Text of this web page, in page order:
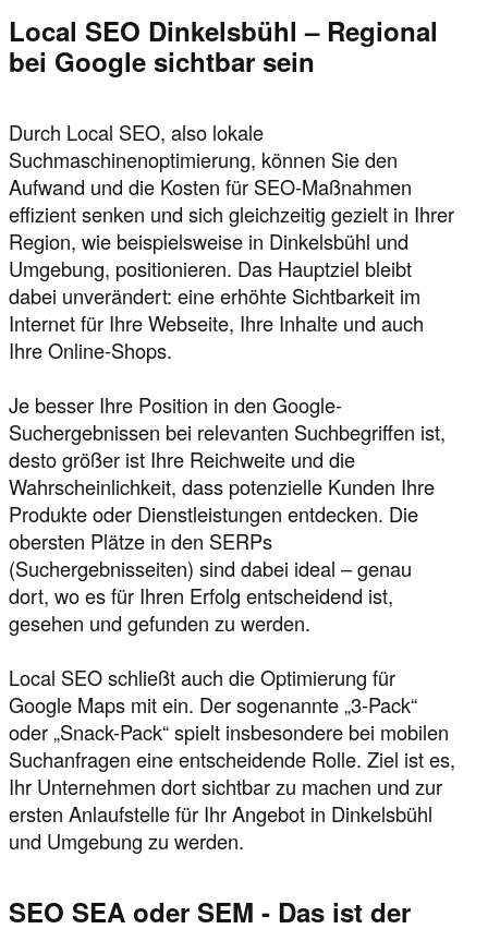
Local SEO Dinkelsbühl – Regional
bei Google sichtbar sein
Durch Local SEO, also lokale
Suchmaschinenoptimierung, können Sie den
Aufwand und die Kosten für SEO-Maßnahmen
effizient senken und sich gleichzeitig gezielt in Ihrer
Region, wie beispielsweise in Dinkelsbühl und
Umgebung, positionieren. Das Hauptziel bleibt
dabei unverändert: eine erhöhte Sichtbarkeit im
Internet für Ihre Webseite, Ihre Inhalte und auch
Ihre Online-Shops.
Je besser Ihre Position in den Google-
Suchergebnissen bei relevanten Suchbegriffen ist,
desto größer ist Ihre Reichweite und die
Wahrscheinlichkeit, dass potenzielle Kunden Ihre
Produkte oder Dienstleistungen entdecken. Die
obersten Plätze in den SERPs
(Suchergebnisseiten) sind dabei ideal – genau
dort, wo es für Ihren Erfolg entscheidend ist,
gesehen und gefunden zu werden.
Local SEO schließt auch die Optimierung für
Google Maps mit ein. Der sogenannte „3-Pack“
oder „Snack-Pack“ spielt insbesondere bei mobilen
Suchanfragen eine entscheidende Rolle. Ziel ist es,
Ihr Unternehmen dort sichtbar zu machen und zur
ersten Anlaufstelle für Ihr Angebot in Dinkelsbühl
und Umgebung zu werden.
SEO SEA oder SEM - Das ist der